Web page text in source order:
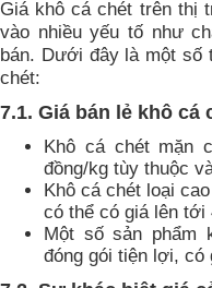
Giá khô cá chét trên thị
vào nhiều yếu tố như
bán. Dưới đây là một số
chét:
7.1. Giá bán lẻ khô cá
Khô cá chét mặn
đồng/kg tùy thuộc
Khô cá chét loại
có thể có giá lên tới
Một số sản phẩm
đóng gói tiện lợi, có